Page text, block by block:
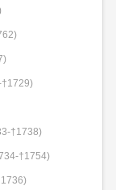
†1738)
†1754)